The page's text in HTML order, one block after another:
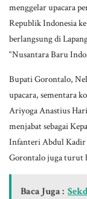
menggelar upacara
Republik Indonesia
berlangsung di
“Nusantara Baru
Bupati Gorontalo,
upacara, sementara
Ariyoga Anastius
menjabat sebagai
Infanteri Abdul Kadir
Gorontalo juga turut
Baca Juga :